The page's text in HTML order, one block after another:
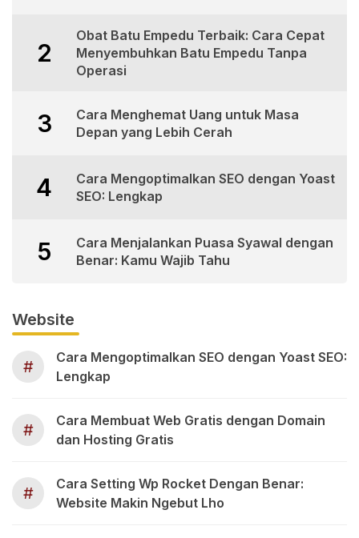
2
Obat Batu Empedu Terbaik: Cara Cepat
Menyembuhkan Batu Empedu Tanpa
Operasi
3
Cara Menghemat Uang untuk Masa
Depan yang Lebih Cerah
4
Cara Mengoptimalkan SEO dengan Yoast
SEO: Lengkap
5
Cara Menjalankan Puasa Syawal dengan
Benar: Kamu Wajib Tahu
Website
#
Cara Mengoptimalkan SEO dengan Yoast SEO:
Lengkap
#
Cara Membuat Web Gratis dengan Domain
dan Hosting Gratis
#
Cara Setting Wp Rocket Dengan Benar:
Website Makin Ngebut Lho